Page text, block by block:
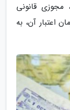
مجوزی قانونی
اعتبار آن، به